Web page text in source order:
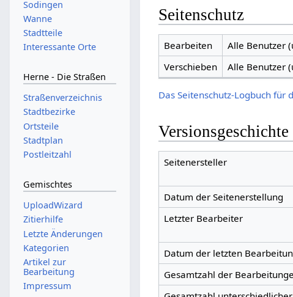
Seitenschutz
Bearbeiten
Alle Benutzer
Verschieben
Alle Benutzer
Das Seitenschutz-Logbuch für
Versionsgeschichte
Seitenersteller
Datum der Seitenerstellung
Letzter Bearbeiter
Datum der letzten
Gesamtzahl der
Sodingen
Wanne
Stadtteile
Interessante Orte
Herne - Die Straßen
Straßenverzeichnis
Stadtbezirke
Ortsteile
Stadtplan
Postleitzahl
Gemischtes
UploadWizard
Zitierhilfe
Letzte Änderungen
Kategorien
Artikel zur
Bearbeitung
Impressum